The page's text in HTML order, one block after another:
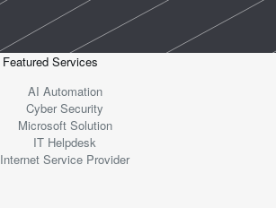
Featured Services
AI Automation
Cyber Security
Microsoft Solution
IT Helpdesk
Internet Service Provider